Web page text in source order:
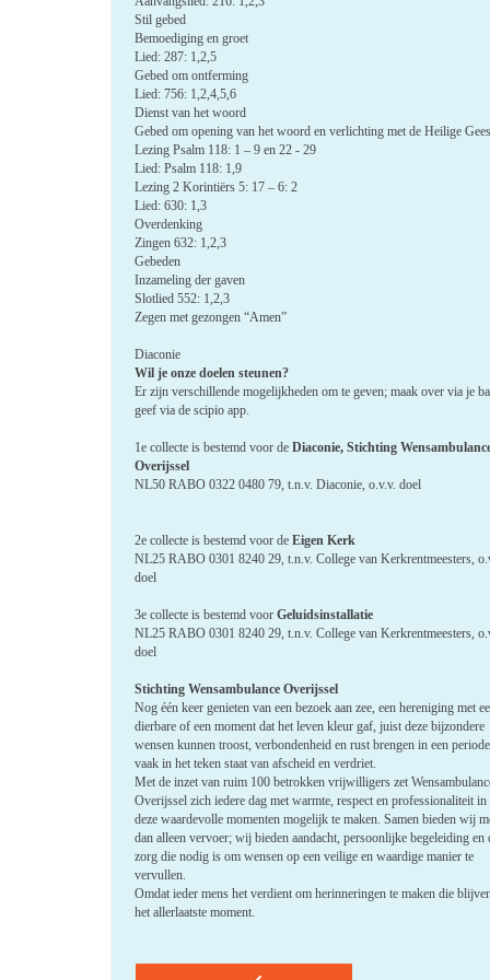
Stil gebed
Bemoediging en groet
Lied: 287: 1,2,5
Gebed om ontferming
Lied: 756: 1,2,4,5,6
Dienst van het woord
Gebed om opening van het woord en verlichting met de Heilige
Lezing Psalm 118: 1 – 9 en 22 - 29
Lied: Psalm 118: 1,9
Lezing 2 Korintiërs 5: 17 – 6: 2
Lied: 630: 1,3
Overdenking
Zingen 632: 1,2,3
Gebeden
Inzameling der gaven
Slotlied 552: 1,2,3
Zegen met gezongen “Amen”
Diaconie
Wil je onze doelen steunen?
Er zijn verschillende mogelijkheden om te geven; maak over via je
geef via de scipio app.
1e collecte is bestemd voor deDiaconie, Stichting
Overijssel
NL50 RABO 0322 0480 79, t.n.v. Diaconie, o.v.v. doel
2e collecte is bestemd voor deEigen Kerk
NL25 RABO 0301 8240 29, t.n.v. College van Kerkrentmeesters,
doel
3e collecte is bestemd voorGeluidsinstallatie
NL25 RABO 0301 8240 29, t.n.v. College van Kerkrentmeesters,
doel
Stichting Wensambulance Overijssel
Nog één keer genieten van een bezoek aan zee, een hereniging met
dierbare of een moment dat het leven kleur gaf, juist deze bijzondere
wensen kunnen troost, verbondenheid en rust brengen in een
vaak in het teken staat van afscheid en verdriet.
Met de inzet van ruim 100 betrokken vrijwilligers zet
Overijssel zich iedere dag met warmte, respect en professionaliteit in
deze waardevolle momenten mogelijk te maken. Samen bieden wij
dan alleen vervoer; wij bieden aandacht, persoonlijke begeleiding en
zorg die nodig is om wensen op een veilige en waardige manier te
vervullen.
Omdat ieder mens het verdient om herinneringen te maken die
het allerlaatste moment.